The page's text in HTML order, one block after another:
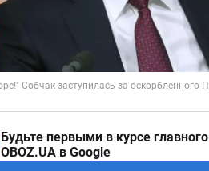
Будьте первыми в курсе
OBOZ.UA в Google